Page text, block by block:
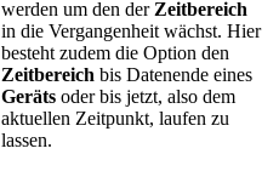
werden um den derZeitbereich
in die Vergangenheit wächst. Hier
besteht zudem die Option den
Zeitbereich bis Datenende eines
Geräts oder bis jetzt, also dem
aktuellen Zeitpunkt, laufen zu
lassen.